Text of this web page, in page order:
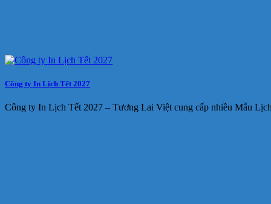
Công ty In Lịch Tết 2027
Công ty In Lịch Tết 2027 – Tương Lai Việt cung cấp nhiều Mẫu